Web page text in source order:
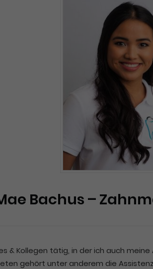
Bachus –
& Kollegen tätig, in der ich auch
gehört unter anderem die